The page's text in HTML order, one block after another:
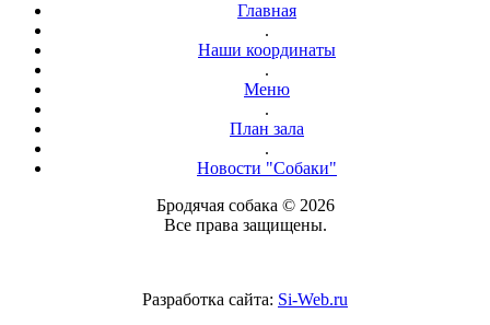
Главная
.
Наши координаты
.
Меню
.
План зала
.
Новости "Собаки"
Бродячая собака © 2026
Все права защищены.
Разработка сайта: Si-Web.ru